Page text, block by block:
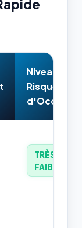
Niveau de
Risque
d'Occasion
TRÈS
FAIBLE